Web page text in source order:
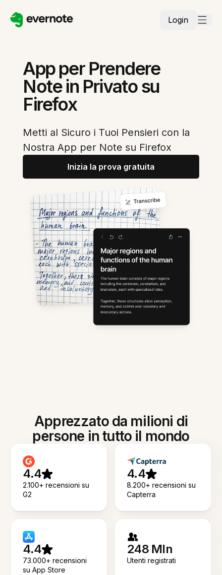
Login
App per Prendere
Note in Privato su
Firefox
Metti al Sicuro i Tuoi Pensieri con la
Nostra App per Note su Firefox
Inizia la prova gratuita
Apprezzato da milioni di
persone in tutto il mondo
4.4
2.100+ recensioni su
G2
4.4
8.200+ recensioni su
Capterra
4.4
73.000+ recensioni
su App Store
248 Mln
Utenti registrati